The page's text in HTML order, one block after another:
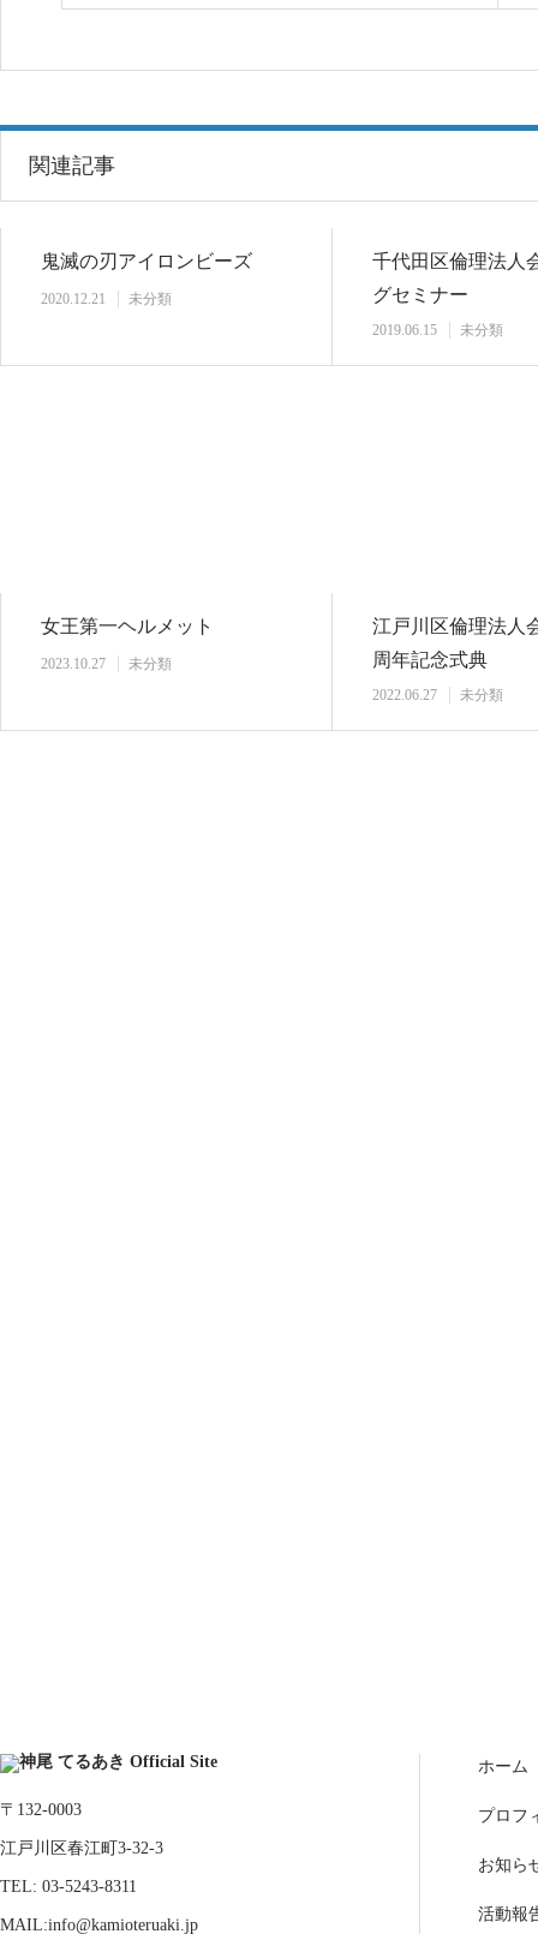
関連記事
鬼滅の刃アイロンビーズ
2020.12.21 未分類
千代田区倫理法人
グセミナー
2019.06.15 未分類
女王第一ヘルメット
2023.10.27 未分類
江戸川区倫理法人
周年記念式典
2022.06.27 未分類
〒132-0003
江戸川区春江町3-32-3
TEL: 03-5243-8311
MAIL:info@kamioteruaki.jp
ホーム
プロフ
お知ら
活動報